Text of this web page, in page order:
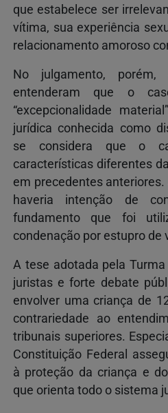
que estabelece ser
vítima, sua experiência
relacionamento amoroso
No julgamento, porém,
entenderam que o
“excepcionalidade
jurídica conhecida como
se considera que o
características diferentes
em precedentes
haveria intenção de
fundamento que foi
condenação por estupro de
A tese adotada pela
juristas e forte debate
envolver uma criança de
contrariedade ao
tribunais superiores.
Constituição Federal
à proteção da criança e
que orienta todo o sistema